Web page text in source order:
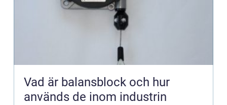
Vad är balansblock och hur
används de inom industrin